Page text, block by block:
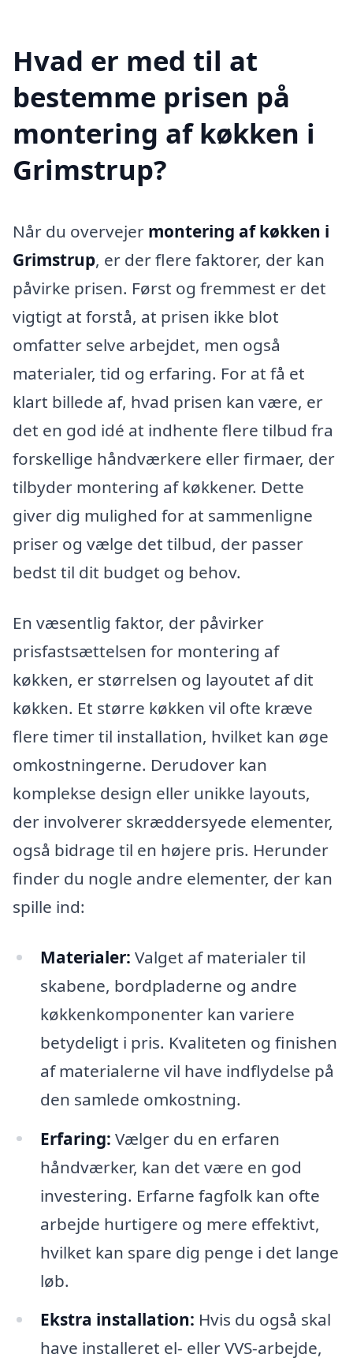
Hvad er med til at
bestemme prisen på
montering af køkken i
Grimstrup?
Når du overvejer montering af køkken i
Grimstrup, er der flere faktorer, der kan
påvirke prisen. Først og fremmest er det
vigtigt at forstå, at prisen ikke blot
omfatter selve arbejdet, men også
materialer, tid og erfaring. For at få et
klart billede af, hvad prisen kan være, er
det en god idé at indhente flere tilbud fra
forskellige håndværkere eller firmaer, der
tilbyder montering af køkkener. Dette
giver dig mulighed for at sammenligne
priser og vælge det tilbud, der passer
bedst til dit budget og behov.
En væsentlig faktor, der påvirker
prisfastsættelsen for montering af
køkken, er størrelsen og layoutet af dit
køkken. Et større køkken vil ofte kræve
flere timer til installation, hvilket kan øge
omkostningerne. Derudover kan
komplekse design eller unikke layouts,
der involverer skræddersyede elementer,
også bidrage til en højere pris. Herunder
finder du nogle andre elementer, der kan
spille ind:
Materialer: Valget af materialer til
skabene, bordpladerne og andre
køkkenkomponenter kan variere
betydeligt i pris. Kvaliteten og finishen
af materialerne vil have indflydelse på
den samlede omkostning.
Erfaring: Vælger du en erfaren
håndværker, kan det være en god
investering. Erfarne fagfolk kan ofte
arbejde hurtigere og mere effektivt,
hvilket kan spare dig penge i det lange
løb.
Ekstra installation: Hvis du også skal
have installeret el- eller VVS-arbejde,